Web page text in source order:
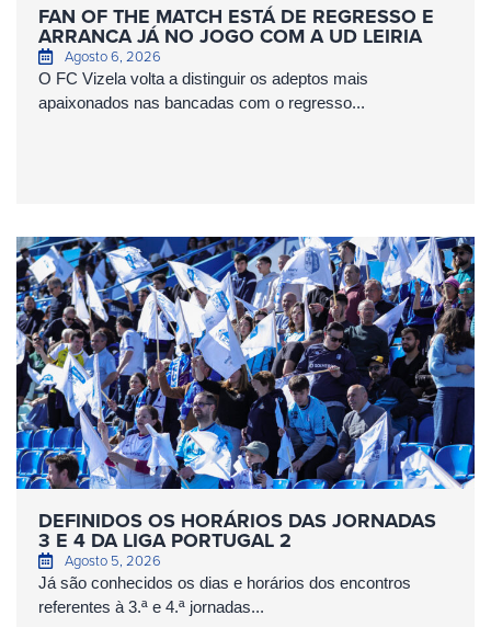
FAN OF THE MATCH ESTÁ DE REGRESSO E
ARRANCA JÁ NO JOGO COM A UD LEIRIA
Agosto 6, 2026
O FC Vizela volta a distinguir os adeptos mais
apaixonados nas bancadas com o regresso...
DEFINIDOS OS HORÁRIOS DAS JORNADAS
3 E 4 DA LIGA PORTUGAL 2
Agosto 5, 2026
Já são conhecidos os dias e horários dos encontros
referentes à 3.ª e 4.ª jornadas...